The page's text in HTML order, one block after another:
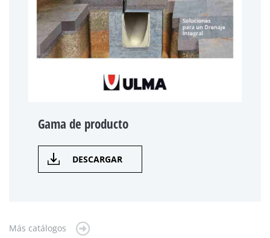
Gama de producto
DESCARGAR
Más catálogos